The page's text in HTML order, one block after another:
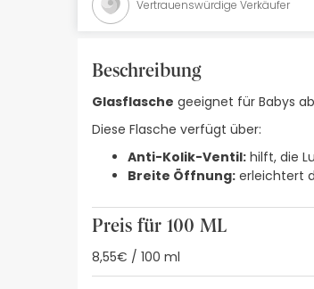
Health Points
Vertrauenswürdige Verkäufer
Beschreibung
Glasflasche geeignet für Babys
Diese Flasche verfügt über:
Anti-Kolik-Ventil: hilft, die
Breite Öffnung: erleichtert
Preis für 100 ML
8,55€ / 100 ml